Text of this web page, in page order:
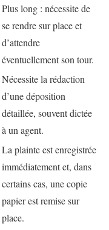
Plus long : nécessite de
se rendre sur place et
d’attendre
éventuellement son tour.
Nécessite la rédaction
d’une déposition
détaillée, souvent dictée
à un agent.
La plainte est enregistrée
immédiatement et, dans
certains cas, une copie
papier est remise sur
place.